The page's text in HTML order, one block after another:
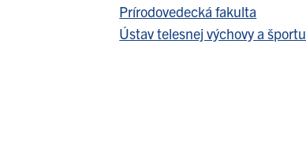
Prírodovedecká fakulta
Ústav telesnej výchovy a športu